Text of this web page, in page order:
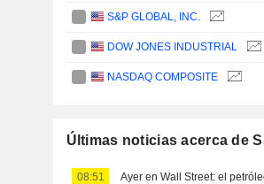
S&P GLOBAL, INC.
DOW JONES INDUSTRIAL
NASDAQ COMPOSITE
Últimas noticias acerca de
08:51
Ayer en Wall Street: el